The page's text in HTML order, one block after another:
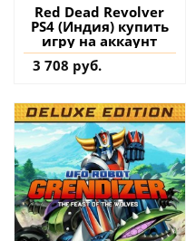
Red Dead Revolver
PS4 (Индия) купить
игру на аккаунт
3 708 руб.